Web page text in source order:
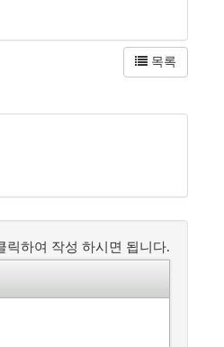
목록
릭하여 작성 하시면 됩니다.